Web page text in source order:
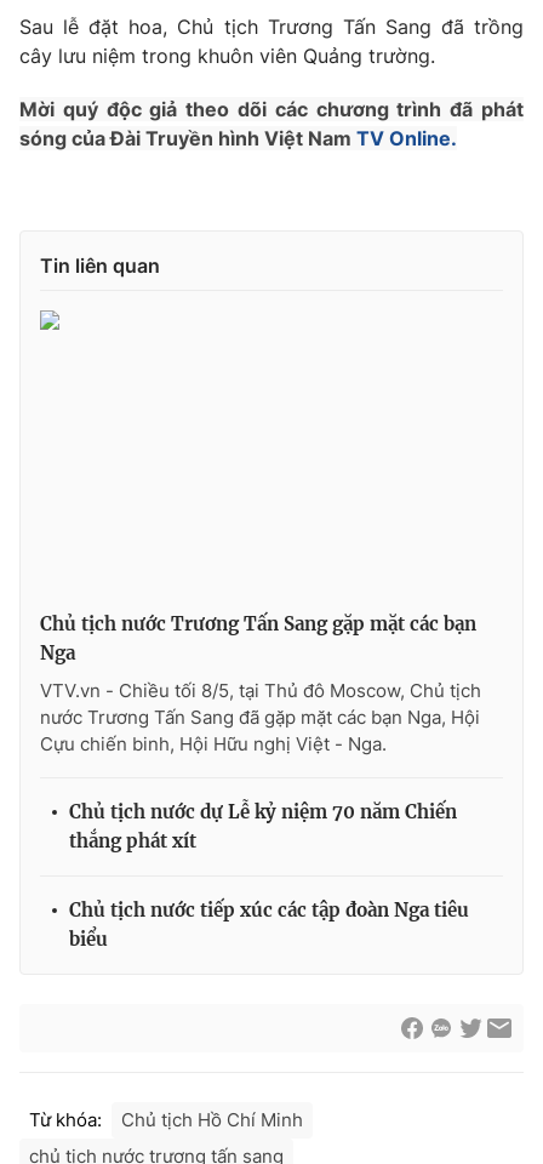
Chất lượng cuộc sống
Học trực tuyến
Hitech Công nghệ tương lai
Sản phẩm
Thị trường
Lịch phát sóng
Emagazine
Thị trường 24h Tấm lòng Việt
VTV4 Vươn mình bằng AI
Liên hệ tòa soạn
Cơ quan chủ quản:Đài Truyền hình Việt Nam
Sau lễ đặt hoa, Chủ tịch Trương Tấn Sang đã trồng
cây lưu niệm trong khuôn viên Quảng trường.
Mời quý độc giả theo dõi các chương trình đã phát
sóng của Đài Truyền hình Việt Nam TV Online.
Tin liên quan
Chủ tịch nước Trương Tấn Sang gặp mặt các bạn
Nga
VTV.vn - Chiều tối 8/5, tại Thủ đô Moscow, Chủ tịch
nước Trương Tấn Sang đã gặp mặt các bạn Nga, Hội
Cựu chiến binh, Hội Hữu nghị Việt - Nga.
Chủ tịch nước dự Lễ kỷ niệm 70 năm Chiến
thắng phát xít
Chủ tịch nước tiếp xúc các tập đoàn Nga tiêu
biểu
Từ khóa:
Chủ tịch Hồ Chí Minh
chủ tịch nước trương tấn sang